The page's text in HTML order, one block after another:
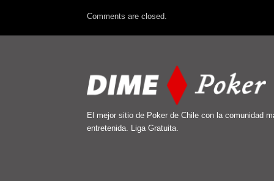
Comments are closed.
El mejor sitio de Poker de Chile con la comunidad
entretenida. Liga Gratuita.